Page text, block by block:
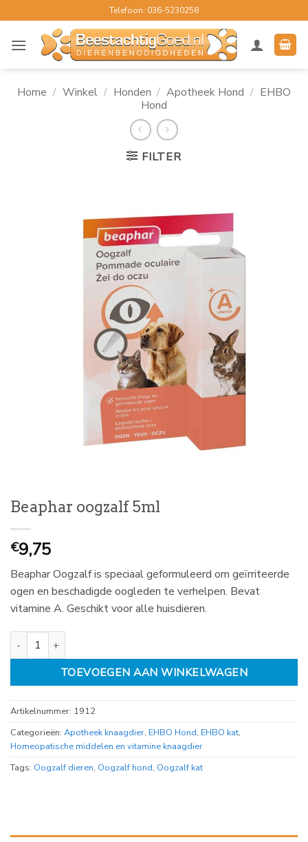
naar
inhoud
Telefoon: 036-5230258
Home / Winkel / Honden / Apotheek Hond / EHBO
Hond
FILTER
Beaphar oogzalf 5ml
€9,75
Beaphar Oogzalf is speciaal geformuleerd om geïrriteerde
ogen en beschadigde oogleden te verhelpen. Bevat
vitamine A. Geschikt voor alle huisdieren.
Beaphar oogzalf 5ml aantal
TOEVOEGEN AAN WINKELWAGEN
Artikelnummer: 1912
Categorieën: Apotheek knaagdier, EHBO Hond, EHBO kat,
Homeopatische middelen en vitamine knaagdier
Tags: Oogzalf dieren, Oogzalf hond, Oogzalf kat